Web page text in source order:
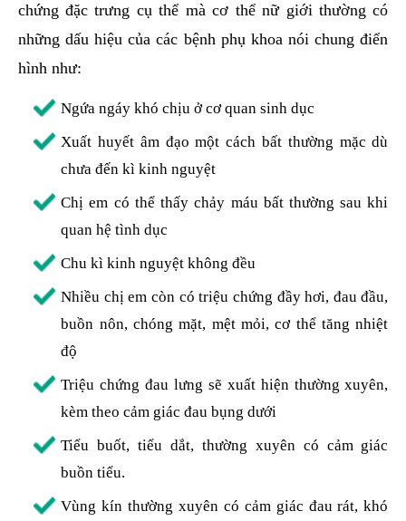
chứng đặc trưng cụ thể mà cơ thể nữ giới thường có
những dấu hiệu của các bệnh phụ khoa nói chung điển
hình như:
Ngứa ngáy khó chịu ở cơ quan sinh dục
Xuất huyết âm đạo một cách bất thường mặc dù
chưa đến kì kinh nguyệt
Chị em có thể thấy chảy máu bất thường sau khi
quan hệ tình dục
Chu kì kinh nguyệt không đều
Nhiều chị em còn có triệu chứng đầy hơi, đau đầu,
buồn nôn, chóng mặt, mệt mỏi, cơ thể tăng nhiệt
độ
Triệu chứng đau lưng sẽ xuất hiện thường xuyên,
kèm theo cảm giác đau bụng dưới
Tiểu buốt, tiểu dắt, thường xuyên có cảm giác
buồn tiểu.
Vùng kín thường xuyên có cảm giác đau rát, khó